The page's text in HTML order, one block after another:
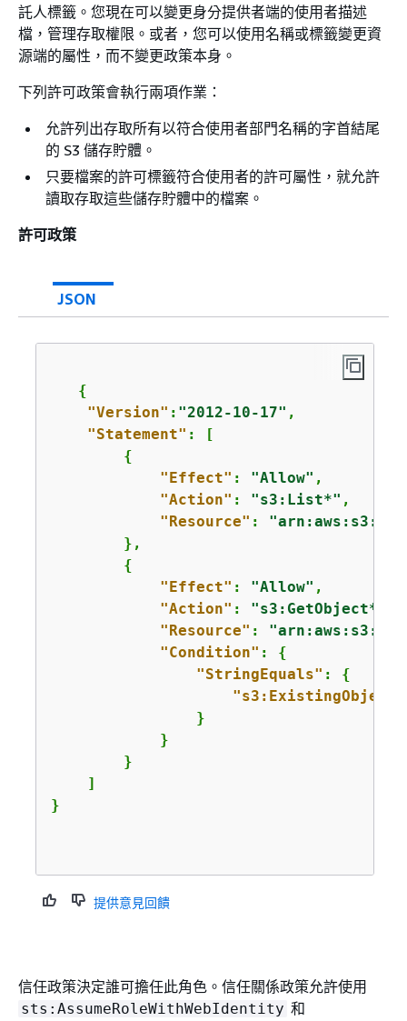
託人標籤。您現在可以變更身分提供者端的使用者描述
檔，管理存取權限。或者，您可以使用名稱或標籤變更資
源端的屬性，而不變更政策本身。
下列許可政策會執行兩項作業：
允許列出存取所有以符合使用者部門名稱的字首結尾
的 S3 儲存貯體。
只要檔案的許可標籤符合使用者的許可屬性，就允許
讀取存取這些儲存貯體中的檔案。
許可政策
JSON
{
"Version" : "2012-10-17" ,
"Statement" : [
{
"Effect" : "Allow" ,
"Action" : "s3:List*" ,
"Resource" :
        },
{
"Effect" : "Allow" ,
"Action" : "s3:GetObject*"
"Resource" :
"Condition" : {
"StringEquals" : {
                }
            }
        }
    ]
}
提供意見回饋
信任政策決定誰可擔任此角色。信任關係政策允許使用
sts:AssumeRoleWithWebIdentity 和